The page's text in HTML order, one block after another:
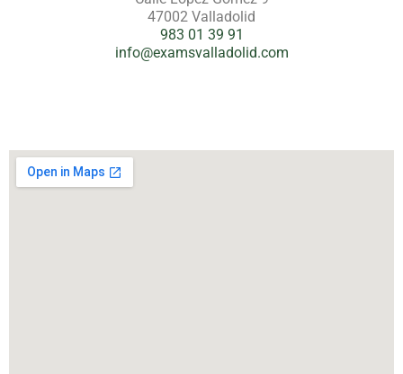
47002 Valladolid
983 01 39 91
info@examsvalladolid.com